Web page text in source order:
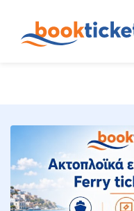
traghetti e biglietti